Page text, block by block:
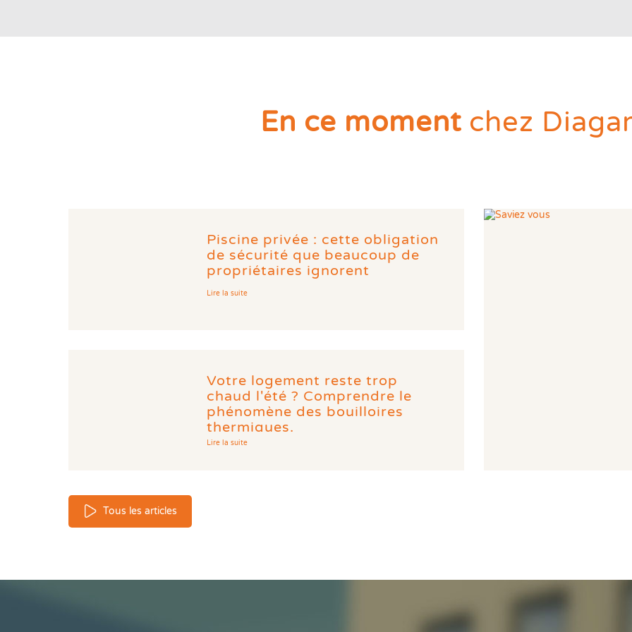
En ce momentchez
Piscine privée : cette obligation
de sécurité que beaucoup de
propriétaires ignorent
Lire la suite
Votre logement reste trop
chaud l'été ? Comprendre le
phénomène des bouilloires
thermiques.
Lire la suite
Tous les articles